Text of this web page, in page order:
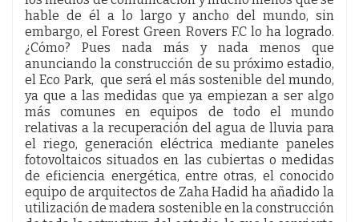
hable de él a lo largo y ancho del mundo, sin
embargo, el Forest Green Rovers F.C lo ha logrado.
¿Cómo? Pues nada más y nada menos que
anunciando la construcción de su próximo estadio,
el Eco Park, que será el más sostenible del mundo,
ya que a las medidas que ya empiezan a ser algo
más comunes en equipos de todo el mundo
relativas a la recuperación del agua de lluvia para
el riego, generación eléctrica mediante paneles
fotovoltaicos situados en las cubiertas o medidas
de eficiencia energética, entre otras, el conocido
equipo de arquitectos de Zaha Hadid ha añadido la
utilización de madera sostenible en la construcción